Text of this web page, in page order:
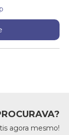
agora mesmo!